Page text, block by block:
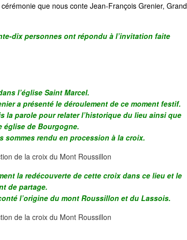
que nous conte Jean-François Grenier, Grand
dix personnes ont répondu à l’invitation faite
l’église Saint Marcel.
a présenté le déroulement de ce moment festif.
la parole pour relater l’historique du lieu ainsi que
église de Bourgogne.
rendu en procession à la croix.
la redécouverte de cette croix dans ce lieu et le
de partage.
l’origine du mont Roussillon et du Lassois.